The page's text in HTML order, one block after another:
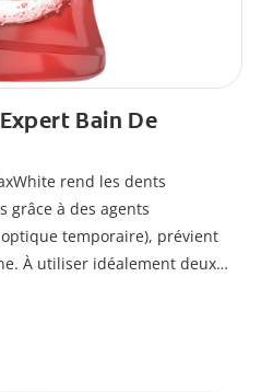
Bain De
rend les dents
grâce à des agents
temporaire), prévient
À utiliser idéalement deux